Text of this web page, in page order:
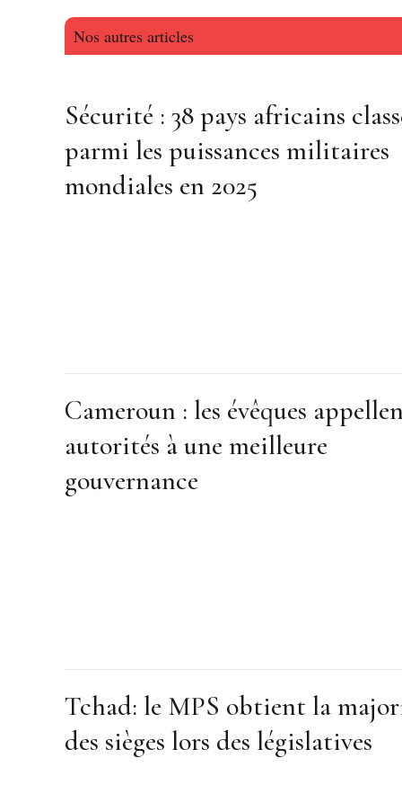
Nos autres articles
Sécurité : 38 pays africains
parmi les puissances militaires
mondiales en 2025
Cameroun : les évêques
autorités à une meilleure
gouvernance
Tchad: le MPS obtient la
des sièges lors des législatives